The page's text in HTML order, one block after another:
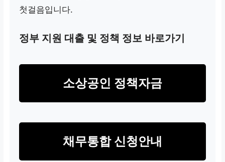
첫걸음입니다.
정부 지원 대출 및 정책 정보 바로가기
소상공인 정책자금
채무통합 신청안내